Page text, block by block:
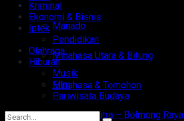
Manado
Minahasa Utara & Bitung
Minahasa & Tomohon
Minsel – Mitra – Bolmong Raya
Kriminal
Ekonomi & Bisnis
Iptek
Pendidikan
Olahraga
Hiburan
Musik
Film
Pariwisata Budaya